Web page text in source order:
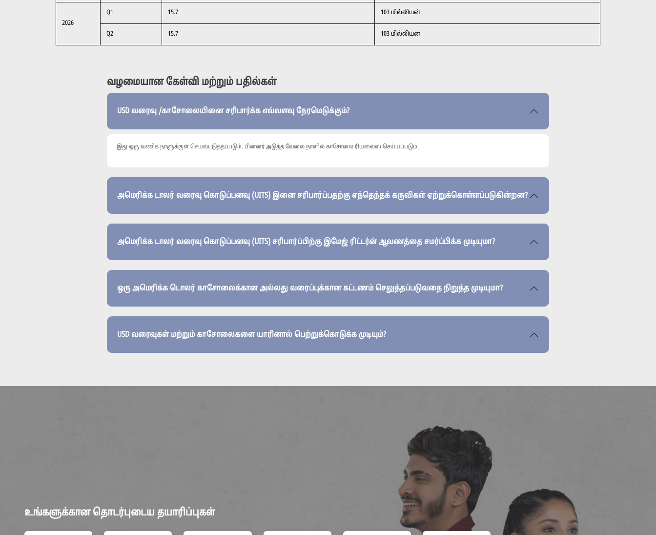
2026
Q1 15.7 103 மில்லியன்
Q2 15.7 103 மில்லியன்
வழமையான கேள்வி மற்றும் பதில்கள்
USD வரைவு /காசோலையினை சரிபார்க்க எவ்வளவு நேரமெடுக்கும்?
இது ஒரு வணிக நாளுக்குள் செயல்படுத்தப்படும். பின்னர் அடுத்த வேலை நாளில் காசோலை ரியலைஸ் செய்யப்படும்.
அமெரிக்க டாலர் வரைவு கொடுப்பனவு (UITS) இனை சரிபார்ப்பதற்கு எந்தெந்தக் கருவிகள் ஏற்றுக்கொள்ளப்படுகின்றன?
அமெரிக்க டாலர் வரைவு கொடுப்பனவு (UITS) சரிபார்ப்பிற்கு இமேஜ் ரிட்டர்ன் ஆவணத்தை சமர்ப்பிக்க முடியுமா?
ஒரு அமெரிக்க டொலர் காசோலைக்கான அல்லது வரைப்புக்கான கட்டணம் செலுத்தப்படுவதை நிறுத்த முடியுமா?
USD வரைவுகள் மற்றும் காசோலைகளை யாரினால் பெற்றுக்கொடுக்க முடியும்?
உங்களுக்கான தொடர்புடைய தயாரிப்புகள்